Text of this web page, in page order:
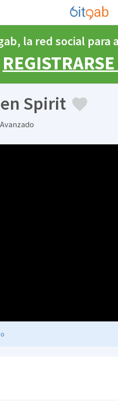
la red social para
Spirit